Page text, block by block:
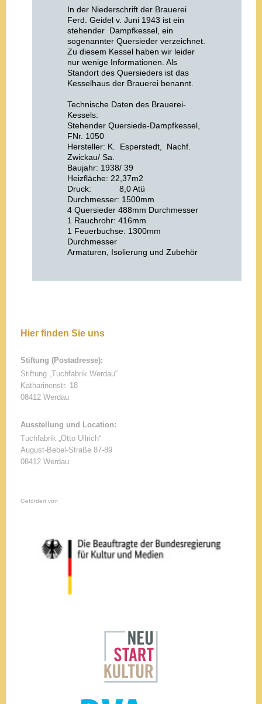
In der Niederschrift der Brauerei
Ferd. Geidel v. Juni 1943 ist ein
stehender Dampfkessel, ein
sogenannter Quersieder verzeichnet.
Zu diesem Kessel haben wir leider
nur wenige Informationen. Als
Standort des Quersieders ist das
Kesselhaus der Brauerei benannt.
Technische Daten des Brauerei-
Kessels:
Stehender Quersiede-Dampfkessel,
FNr. 1050
Hersteller: K. Esperstedt, Nachf.
Zwickau/ Sa.
Baujahr: 1938/ 39
Heizfläche: 22,37m2
Druck: 8,0 Atü
Durchmesser: 1500mm
4 Quersieder 488mm Durchmesser
1 Rauchrohr: 416mm
1 Feuerbuchse: 1300mm
Durchmesser
Armaturen, Isolierung und Zubehör
Hier finden Sie uns
Stiftung (Postadresse):
Stiftung „Tuchfabrik Werdau“
Katharinenstr. 18
08412 Werdau
Ausstellung und Location:
Tuchfabrik „Otto Ullrich“
August-Bebel-Straße 87-89
08412 Werdau
Gefördert von